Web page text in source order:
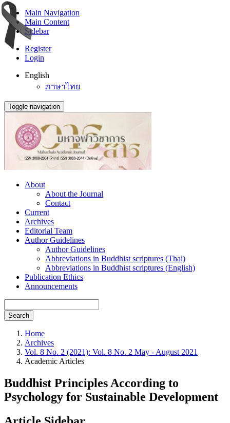
Main Navigation
Main Content
Sidebar
Register
Login
English
ภาษาไทย
Toggle navigation
About
About the Journal
Contact
Current
Archives
Editorial Team
Author Guidelines
Author Guidelines
Abbreviations in Buddhist scriptures (Thai)
Abbreviations in Buddhist scriptures (English)
Publication Ethics
Announcements
Search
Home
Archives
Vol. 8 No. 2 (2021): Vol. 8 No. 2 May - August 2021
Academic Articles
Buddhist Principles According to
Psychology for Sustainable Development